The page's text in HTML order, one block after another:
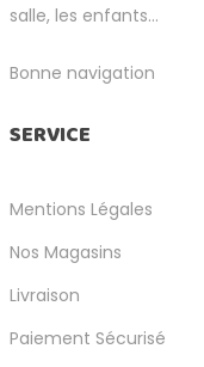
salle, les enfants...
Bonne navigation
SERVICE
Mentions Légales
Nos Magasins
Livraison
Paiement Sécurisé